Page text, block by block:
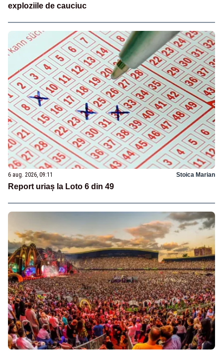
exploziile de cauciuc
6 aug. 2026, 09:11 Stoica Marian
Report uriaș la Loto 6 din 49